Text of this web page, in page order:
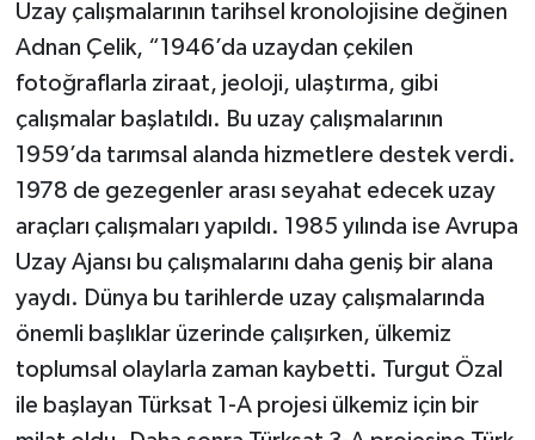
Uzay çalışmalarının tarihsel kronolojisine değinen
Adnan Çelik, “1946’da uzaydan çekilen
fotoğraflarla ziraat, jeoloji, ulaştırma, gibi
çalışmalar başlatıldı. Bu uzay çalışmalarının
1959’da tarımsal alanda hizmetlere destek verdi.
1978 de gezegenler arası seyahat edecek uzay
araçları çalışmaları yapıldı. 1985 yılında ise Avrupa
Uzay Ajansı bu çalışmalarını daha geniş bir alana
yaydı. Dünya bu tarihlerde uzay çalışmalarında
önemli başlıklar üzerinde çalışırken, ülkemiz
toplumsal olaylarla zaman kaybetti. Turgut Özal
ile başlayan Türksat 1-A projesi ülkemiz için bir